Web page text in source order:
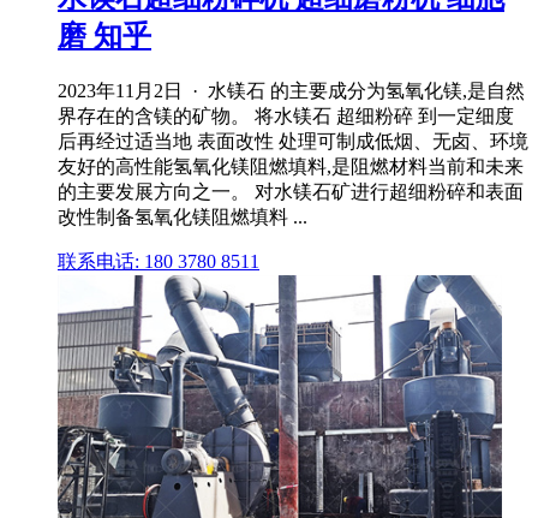
磨 知乎
2023年11月2日 · 水镁石 的主要成分为氢氧化镁,是自然
界存在的含镁的矿物。 将水镁石 超细粉碎 到一定细度
后再经过适当地 表面改性 处理可制成低烟、无卤、环境
友好的高性能氢氧化镁阻燃填料,是阻燃材料当前和未来
的主要发展方向之一。 对水镁石矿进行超细粉碎和表面
改性制备氢氧化镁阻燃填料 ...
联系电话: 180 3780 8511